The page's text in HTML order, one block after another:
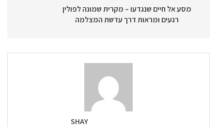
מסע אל חיים שנגדעו – מקרית שמונה לפולין
רגעים ומראות דרך עדשת המצלמה
SHAY